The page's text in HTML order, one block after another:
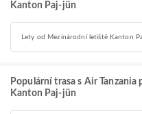
Kanton Paj-jün
Lety od Mezinárodní letiště Kanton
Populární trasa s Air
Kanton Paj-jün